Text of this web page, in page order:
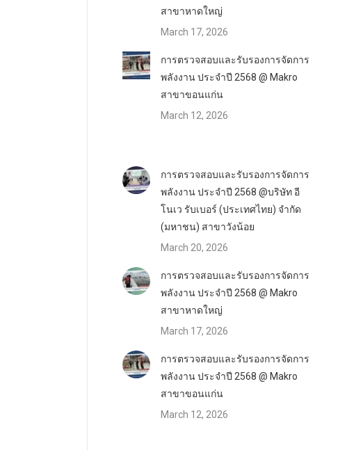
สาขาหาดใหญ่
March 17, 2026
การตรวจสอบและรับรองการจัดการ
พลังงาน ประจำปี 2568 @ Makro
สาขาขอนแก่น
March 12, 2026
การตรวจสอบและรับรองการจัดการ
พลังงาน ประจำปี 2568 @บริษัท อี
โนเว รับเบอร์ (ประเทศไทย) จำกัด
(มหาชน) สาขาวังน้อย
March 20, 2026
การตรวจสอบและรับรองการจัดการ
พลังงาน ประจำปี 2568 @ Makro
สาขาหาดใหญ่
March 17, 2026
การตรวจสอบและรับรองการจัดการ
พลังงาน ประจำปี 2568 @ Makro
สาขาขอนแก่น
March 12, 2026